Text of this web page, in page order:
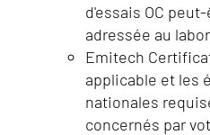
d'essais OC
adressée au
Emitech
applicable et les
nationales
concernés par